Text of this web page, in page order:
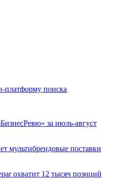
платформу поиска
за июль-август
мультибрендовые поставки
охватит 12 тысяч позиций